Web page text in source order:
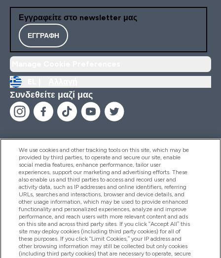
Εγγραφείτε στο newsletter μας
ΕΓΓΡΑΦΉ
Συνδεθείτε μαζί μας
Βοήθεια & Πληροφορίες
Προϊόντα
Εταιρικές Πληροφορίες
We use cookies and other tracking tools on this site, which may be
provided by third parties, to operate and secure our site, enable
social media features, enhance performance, tailor user
experiences, support our marketing and advertising efforts. These
also enable us and third parties to access and record user and
activity data, such as IP addresses and online identifiers, referring
URLs, searches and interactions, browser and device details, and
other usage information, which may be used to provide enhanced
functionality and personalized experiences, analyze and improve
performance, and reach users with more relevant content and ads
on this site and across third party sites. If you click “Accept All” this
site may deploy cookies (including third party cookies) for all of
these purposes. If you click “Limit Cookies,” your IP address and
other browsing information may still be collected but only cookies
(including third party cookies) that are necessary to operate, secure